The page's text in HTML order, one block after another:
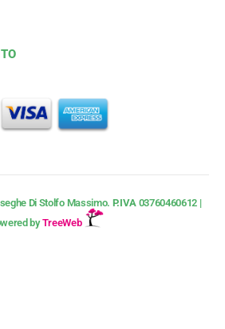
Di Stolfo Massimo. P.IVA 03760460612 |
byTreeWeb